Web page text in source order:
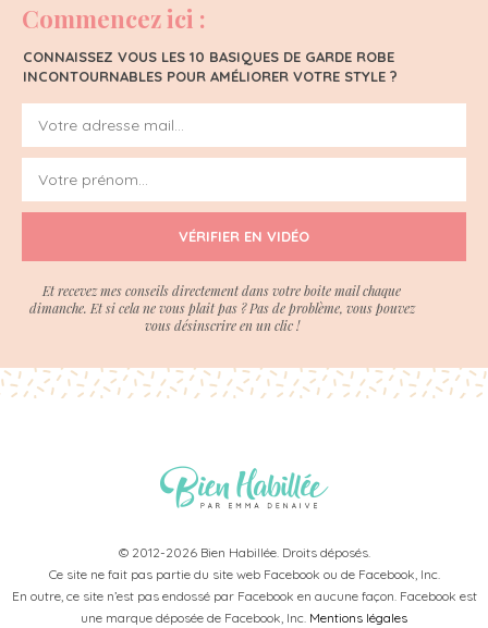
Commencez ici :
CONNAISSEZ VOUS LES 10 BASIQUES DE GARDE ROBE
INCONTOURNABLES POUR AMÉLIORER VOTRE STYLE ?
VÉRIFIER EN VIDÉO
Et recevez mes conseils directement dans votre boite mail chaque
dimanche. Et si cela ne vous plait pas ? Pas de problème, vous pouvez
vous désinscrire en un clic !
© 2012-2026 Bien Habillée. Droits déposés.
Ce site ne fait pas partie du site web Facebook ou de Facebook, Inc.
En outre, ce site n’est pas endossé par Facebook en aucune façon. Facebook est
une marque déposée de Facebook, Inc. Mentions légales